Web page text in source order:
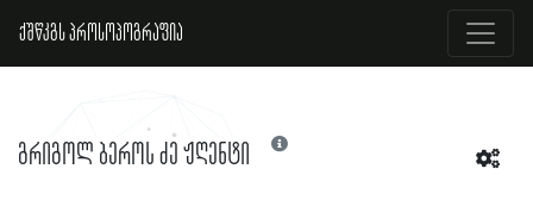
ქშწკგს პროსოპოგრაფია
გრიგოლ ბეროს ძე ჟღენტი